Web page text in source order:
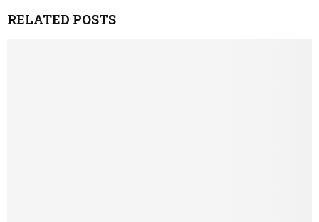
RELATED POSTS